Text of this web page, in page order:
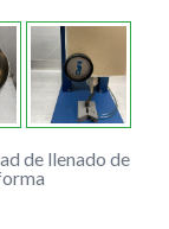
de llenado de